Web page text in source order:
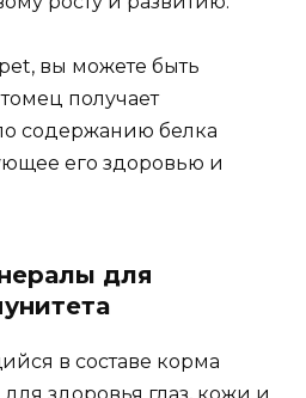
вы можете быть
получает
содержанию белка
его здоровью и
для
в составе корма